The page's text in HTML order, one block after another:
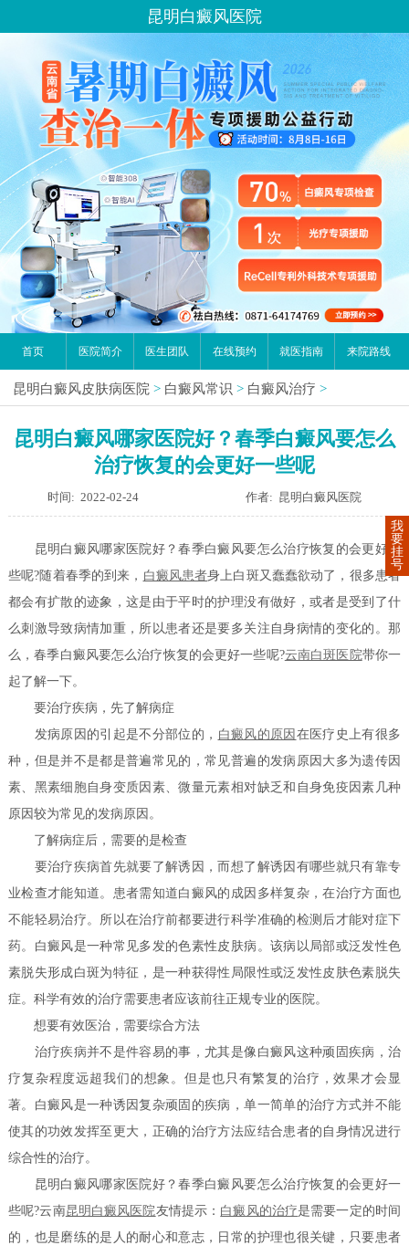
昆明白癜风医院
首页 医院简介 医生团队 在线预约 就医指南 来院路线
昆明白癜风皮肤病医院 > 白癜风常识 > 白癜风治疗 >
昆明白癜风哪家医院好？春季白癜风要怎么
治疗恢复的会更好一些呢
时间: 2022-02-24 作者: 昆明白癜风医院
昆明白癜风哪家医院好？春季白癜风要怎么治疗恢复的会更好一
些呢?随着春季的到来， 白癜风患者身上白斑又蠢蠢欲动了，很多患者
都会有扩散的迹象，这是由于平时的护理没有做好，或者是受到了什
么刺激导致病情加重，所以患者还是要多关注自身病情的变化的。那
么，春季白癜风要怎么治疗恢复的会更好一些呢?云南白斑医院带你一
起了解一下。
要治疗疾病，先了解病症
发病原因的引起是不分部位的， 白癜风的原因 在医疗史上有很多
种，但是并不是都是普遍常见的，常见普遍的发病原因大多为遗传因
素、黑素细胞自身变质因素、微量元素相对缺乏和自身免疫因素几种
原因较为常见的发病原因。
了解病症后，需要的是检查
要治疗疾病首先就要了解诱因，而想了解诱因有哪些就只有靠专
业检查才能知道。患者需知道白癜风的成因多样复杂，在治疗方面也
不能轻易治疗。所以在治疗前都要进行科学准确的检测后才能对症下
药。白癜风是一种常见多发的色素性皮肤病。该病以局部或泛发性色
素脱失形成白斑为特征，是一种获得性局限性或泛发性皮肤色素脱失
症。科学有效的治疗需要患者应该前往正规专业的医院。
想要有效医治，需要综合方法
治疗疾病并不是件容易的事，尤其是像白癜风这种顽固疾病，治
疗复杂程度远超我们的想象。但是也只有繁复的治疗，效果才会显
著。白癜风是一种诱因复杂顽固的疾病，单一简单的治疗方式并不能
使其的功效发挥至更大，正确的治疗方法应结合患者的自身情况进行
综合性的治疗。
昆明白癜风哪家医院好？春季白癜风要怎么治疗恢复的会更好一
些呢?云南昆明白癜风医院友情提示： 白癜风的治疗是需要一定的时间
的，也是磨练的是人的耐心和意志，日常的护理也很关键，只要患者
我
要
挂
号